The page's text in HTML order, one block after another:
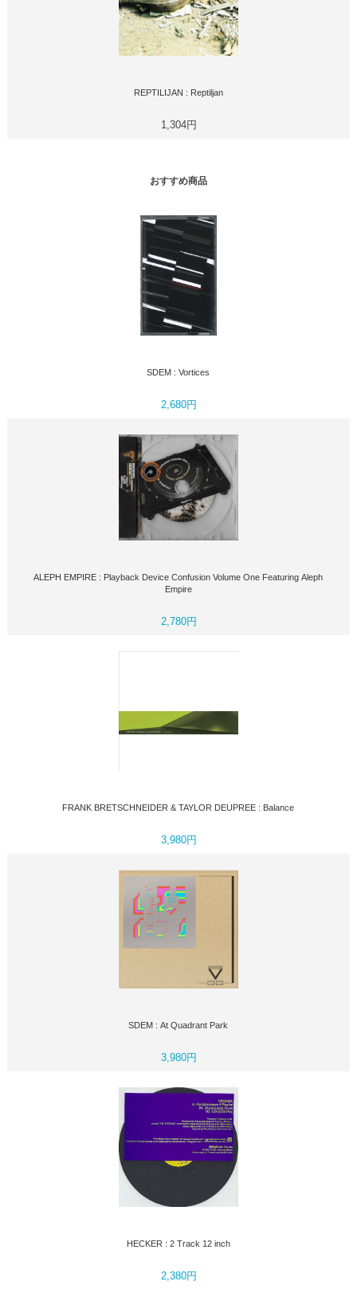
REPTILIJAN : Reptiljan
1,304円
おすすめ商品
SDEM : Vortices
2,680円
ALEPH EMPIRE : Playback Device Confusion Volume One Featuring Aleph
Empire
2,780円
FRANK BRETSCHNEIDER & TAYLOR DEUPREE : Balance
3,980円
SDEM : At Quadrant Park
3,980円
HECKER : 2 Track 12 inch
2,380円